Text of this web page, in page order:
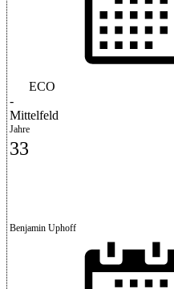
ECO
-
Mittelfeld
Jahre
33
Benjamin Uphoff